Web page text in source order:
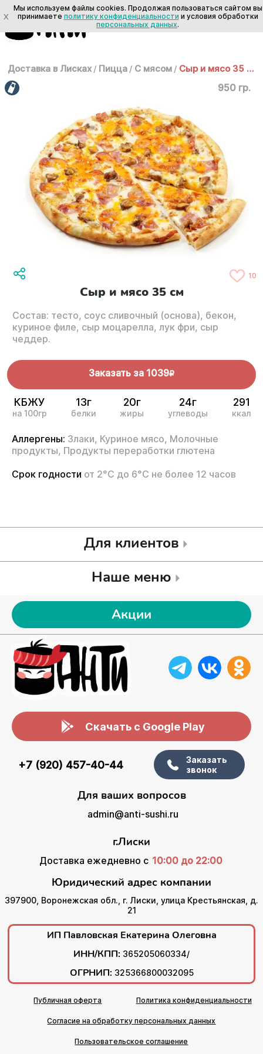
Доставка в Лисках / Пицца / С мясом / Сыр и мясо 35 см
950 гр.
10
Сыр и мясо 35 см
Состав: тесто, соус сливочный (основа), бекон,
куриное филе, сыр моцарелла, лук фри, сыр
чеддер.
Заказать за 1039R
КБЖУ
на 100гр
13г
белки
20г
жиры
24г
углеводы
291
ккал
Аллергены: Злаки, Куриное мясо, Молочные
продукты, Продукты переработки глютена
Срок годности от 2°С до 6°С не более 12 часов
Для клиентов
Наше меню
Акции
Скачать с Google Play
+7 (920) 457-40-44
Заказать
звонок
Для ваших вопросов
admin@anti-sushi.ru
г.Лиски
Доставка ежедневно с 10:00 до 22:00
Юридический адрес компании
397900, Воронежская обл., г. Лиски, улица Крестьянская, д.
21
ИП Павловская Екатерина Олеговна
ИНН/КПП: 365205060334/
ОГРНИП: 325366800032095
Публичная оферта Политика конфиденциальности
Согласие на обработку персональных данных
Пользовательское соглашение
X
Мы используем файлы cookies. Продолжая пользоваться сайтом вы
принимаете политику конфиденциальности и условия обработки
персональных данных.